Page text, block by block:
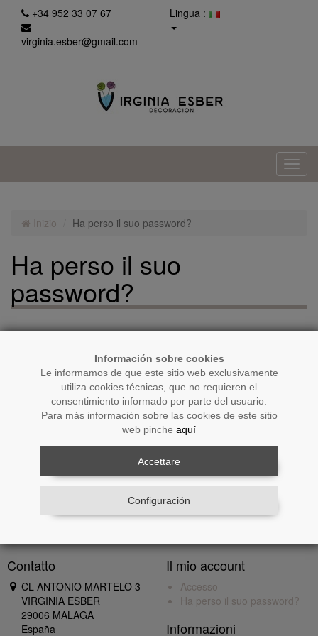
Información sobre cookies
Le informamos de que este sitio web exclusivamente
utiliza cookies técnicas, que no requieren el
consentimiento informado por parte del usuario.
Para más información sobre las cookies de este sitio
web pinche aquí
Accettare
Configuración
+34 952 33 07 67
virginia.esber@gmail.com
Lingua :
Inizio Ha perso il suo password?
Ha perso il suo
password?
Utente dal quale ristabilire la password (*)
Accetto le condizioni legali(Vedere)
Inviare
Contatto
CL ANTONIO MARTELO 3 -
VIRGINIA ESBER
29006 MALAGA
España
Il mio account
Accesso
Ha perso il suo password?
Informazioni